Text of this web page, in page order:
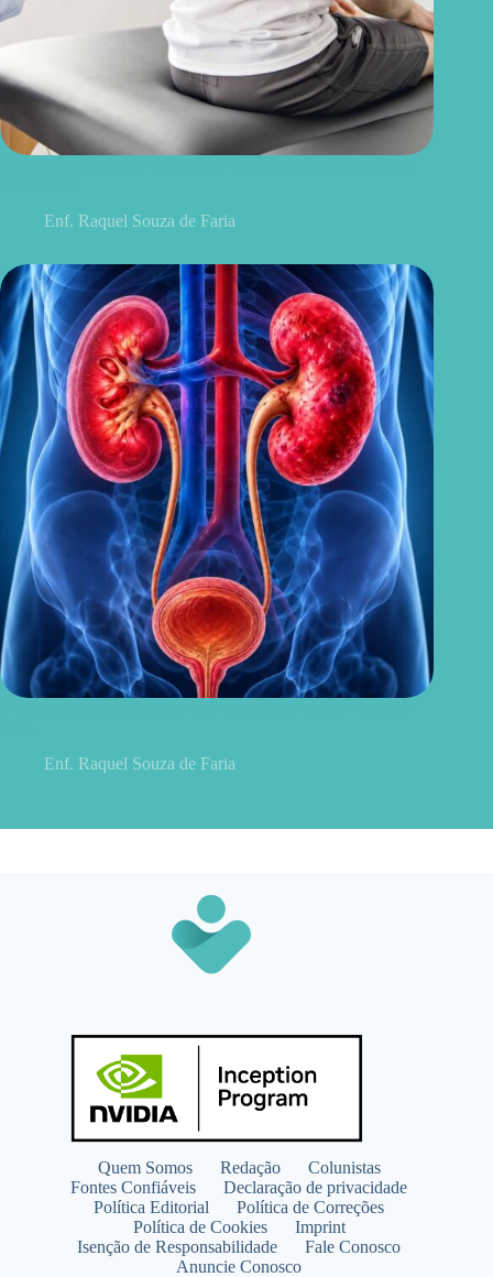
Enf. Raquel Souza de Faria
Enf. Raquel Souza de Faria
Quem Somos Redação
Colunistas
Fontes Confiáveis
Declaração de privacidade
Política Editorial
Política de Correções
Política de Cookies
Imprint
Isenção de Responsabilidade
Fale Conosco
Anuncie Conosco